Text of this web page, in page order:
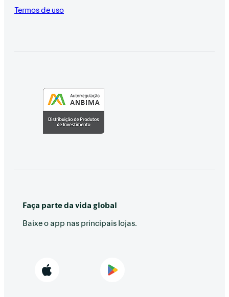
Termos de uso
Faça parte da vida global
Baixe o app nas principais lojas.